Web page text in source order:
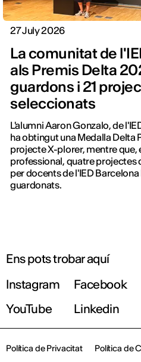
27 July 2026
La comunitat de
als Premis Delta
guardons i 21
seleccionats
L'alumni Aaron Gonzalo, de
ha obtingut una Medalla Delta
projecte X-plorer, mentre que,
professional, quatre projectes
per docents de l'IED
guardonats.
Ens pots trobar aquí
Instagram
Facebook
YouTube
Linkedin
Política de Privacitat Política de